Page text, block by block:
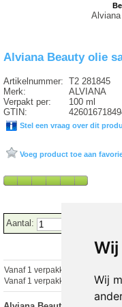
Wij
Alviana Beauty olie
Artikelnummer:
Merk:
Verpakt per:
GTIN:
T2 281845
ALVIANA
100 ml
Stel een vraag over dit
Voeg product toe aan
Aantal:
Vanaf 1 verpakking
Vanaf 1 verpakking
€